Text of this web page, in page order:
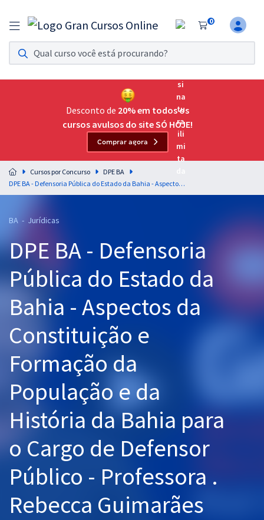
0
Assinatura Ilimitada 11
Acesso a todos os cursos. Teste grátis por 7 dias!
Assinatura OAB Até Passar
Acesso ilimitado a toda preparação para o Exame da
Residências Multiprofissionais
Preparação completa e intensiva para as principais
residências em saúde do Brasil
Cursos 20% OFF
Pós
Graduação
OAB
Questões grátis
Conteúdo gratuito
Aprovados
Desconto de 20% em todos os
cursos avulsos do site SÓ HOJE!
Comprar agora
Cursos por Concurso
DPE BA
DPE BA - Defensoria Pública do Estado da Bahia - Aspectos da Constituição e Formação da População e da História da Bahia para o Cargo de Defensor Público - Professora . Rebecca Guimarães
BA - Jurídicas
DPE BA - Defensoria
Pública do Estado da
Bahia - Aspectos da
Constituição e
Formação da
População e da
História da Bahia para
o Cargo de Defensor
Público - Professora .
Rebecca Guimarães